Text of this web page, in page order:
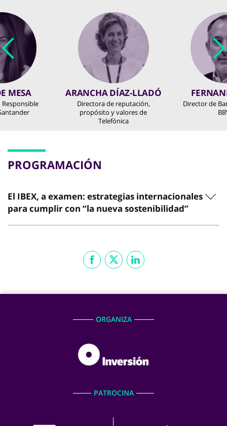
MESA ARANCHA DÍAZ-LLADÓ
Directora de reputación,
propósito y valores de
Telefónica
Director de
PROGRAMACIÓN
El IBEX, a examen: estrategias internacionales
para cumplir con “la nueva sostenibilidad”
ORGANIZA
PATROCINA